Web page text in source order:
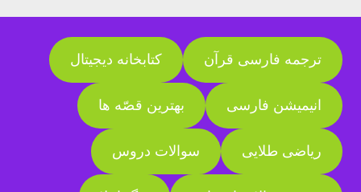
ترجمه فارسی قرآن کتابخانه دیجیتال
انیمیشن فارسی بهترین قصّه ها
ریاضی طلایی سوالات دروس